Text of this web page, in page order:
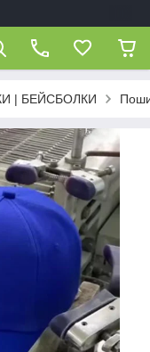
| БЕЙСБОЛКИ